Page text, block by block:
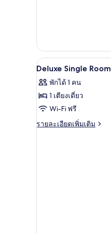
Family
Room
(2+2)
เปิด
ภาพถ่าย
ทั้งหมด
ของ
Deluxe
4
Deluxe Single Room
พักได้ 1 คน
1 เตียงเดี่ยว
Wi-Fi ฟรี
รายละเอียดเพิ่มเติม
ราย